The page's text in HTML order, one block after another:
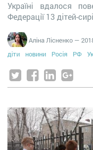
Україні вдалося
Федерації 13 дітей-
Аліна Лісненко —
діти
новини Росія РФ